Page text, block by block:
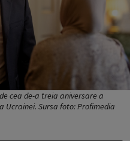
cea de-a treia aniversare a
Ucrainei. Sursa foto: Profimedia